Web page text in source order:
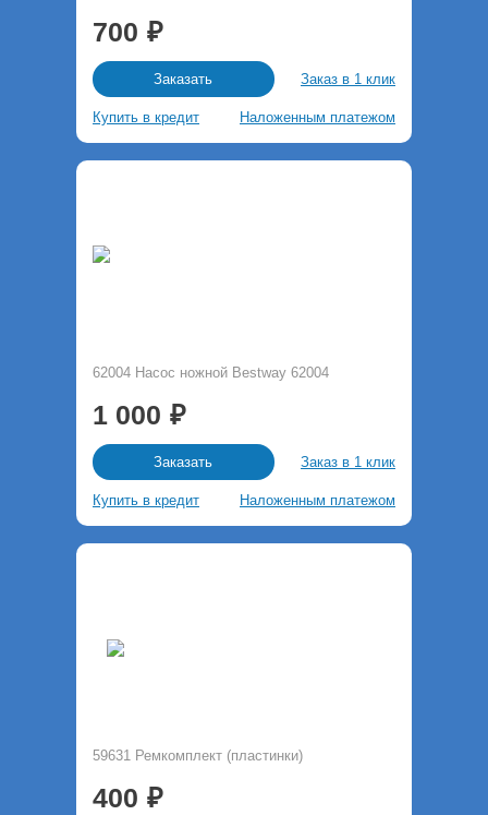
700
Заказать Заказ в 1 клик
Купить в кредит Наложенным платежом
62004 Насос ножной Bestway 62004
1 000
Заказать Заказ в 1 клик
Купить в кредит Наложенным платежом
59631 Ремкомплект (пластинки)
400